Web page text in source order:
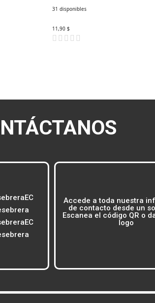
31 disponibles
11,90 $
Accede a toda nuestra
de contacto desde un
Escanea el código QR o
logo